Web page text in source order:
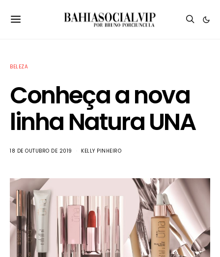
BELEZA
Conheça a nova
linha Natura UNA
18 DE OUTUBRO DE 2019 KELLY PINHEIRO